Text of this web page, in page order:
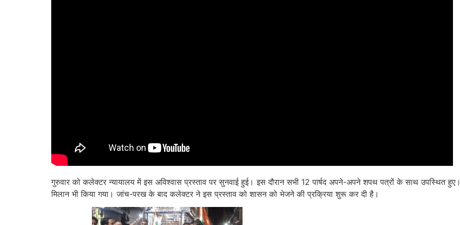
गुरुवार को कलेक्टर न्यायालय में इस अविश्वास प्रस्ताव पर सुनवाई हुई। इस दौरान सभी 12 पार्षद अपने-अपने शपथ पत्रों के साथ उपस्थित
मिलान भी किया गया। जांच-परख के बाद कलेक्टर ने इस प्रस्ताव को शासन को भेजने की प्रक्रिया शुरू कर दी है।